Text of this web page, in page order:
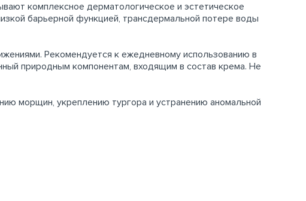
комплексное дерматологическое и эстетическое
барьерной функцией, трансдермальной потере воды
Рекомендуется к ежедневному использованию в
природным компонентам, входящим в состав крема. Не
морщин, укреплению тургора и устранению аномальной